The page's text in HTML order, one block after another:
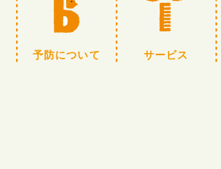
予防について サービス